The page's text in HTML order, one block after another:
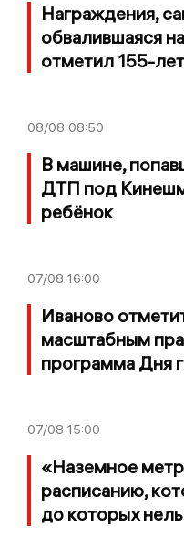
Награждения,
обвалившаяся
отметил 155-
08/08 08:50
В машине,
ДТП под
ребёнок
07/08 16:00
Иваново
масштабным
программа Дня
07/08 15:00
«Наземное
расписанию,
до которых